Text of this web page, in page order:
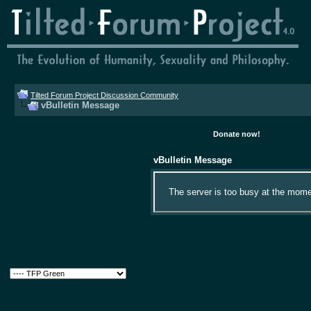
Tilted Forum Project Discussion Community
vBulletin Message
Donate now!
vBulletin Message
The server is too busy at the